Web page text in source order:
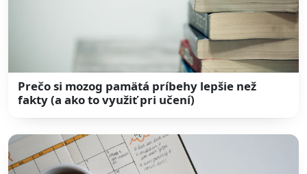
Prečo si mozog pamätá príbehy lepšie než
fakty (a ako to využiť pri učení)